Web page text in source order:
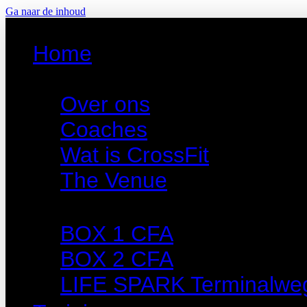
Ga naar de inhoud
Home
Over ons
Coaches
Wat is CrossFit
The Venue
BOX 1 CFA
BOX 2 CFA
LIFE SPARK